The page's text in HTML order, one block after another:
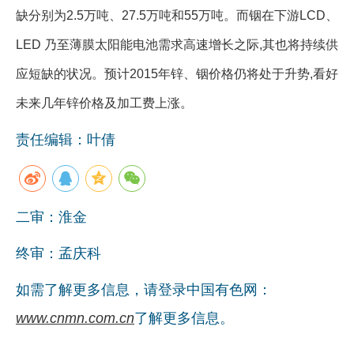
行情报价
缺分别为2.5万吨、27.5万吨和55万吨。而铟在下游LCD、
LED 乃至薄膜太阳能电池需求高速增长之际,其也将持续供
应短缺的状况。预计2015年锌、铟价格仍将处于升势,看好
未来几年锌价格及加工费上涨。
责任编辑：叶倩
二审：淮金
终审：孟庆科
如需了解更多信息，请登录中国有色网：
www.cnmn.com.cn了解更多信息。